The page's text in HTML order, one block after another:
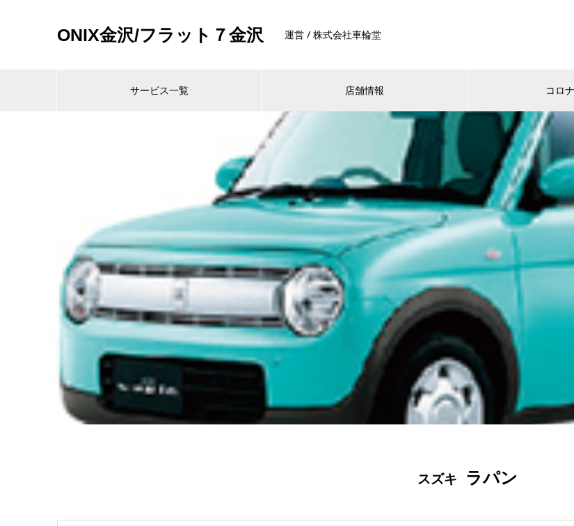
ONIX金沢/フラット７金沢 運営 / 株式会社車輪堂
サービス一覧 店舗情報 コロ
スズキ ラパン